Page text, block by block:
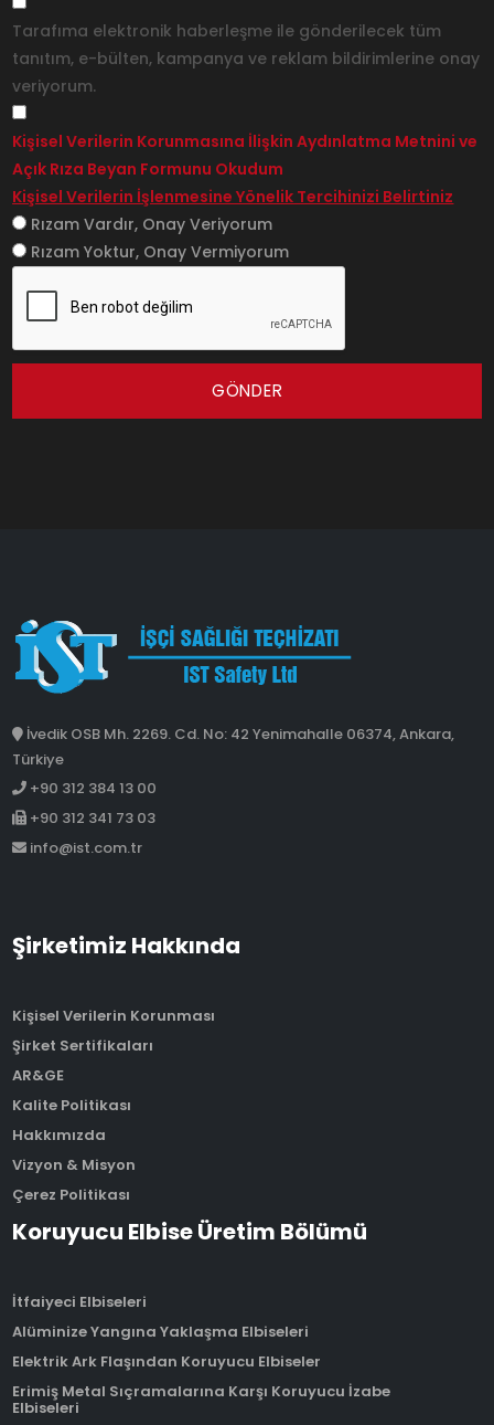
Tarafıma elektronik haberleşme ile gönderilecek tüm
tanıtım, e-bülten, kampanya ve reklam bildirimlerine onay
veriyorum.
Kişisel Verilerin Korunmasına İlişkin Aydınlatma Metnini ve
Açık Rıza Beyan Formunu Okudum
Kişisel Verilerin İşlenmesine Yönelik Tercihinizi Belirtiniz
Rızam Vardır, Onay Veriyorum
Rızam Yoktur, Onay Vermiyorum
GÖNDER
İvedik OSB Mh. 2269. Cd. No: 42 Yenimahalle 06374, Ankara,
Türkiye
+90 312 384 13 00
+90 312 341 73 03
info@ist.com.tr
Şirketimiz Hakkında
Kişisel Verilerin Korunması
Şirket Sertifikaları
AR&GE
Kalite Politikası
Hakkımızda
Vizyon & Misyon
Çerez Politikası
Koruyucu Elbise Üretim Bölümü
İtfaiyeci Elbiseleri
Alüminize Yangına Yaklaşma Elbiseleri
Elektrik Ark Flaşından Koruyucu Elbiseler
Erimiş Metal Sıçramalarına Karşı Koruyucu İzabe
Elbiseleri